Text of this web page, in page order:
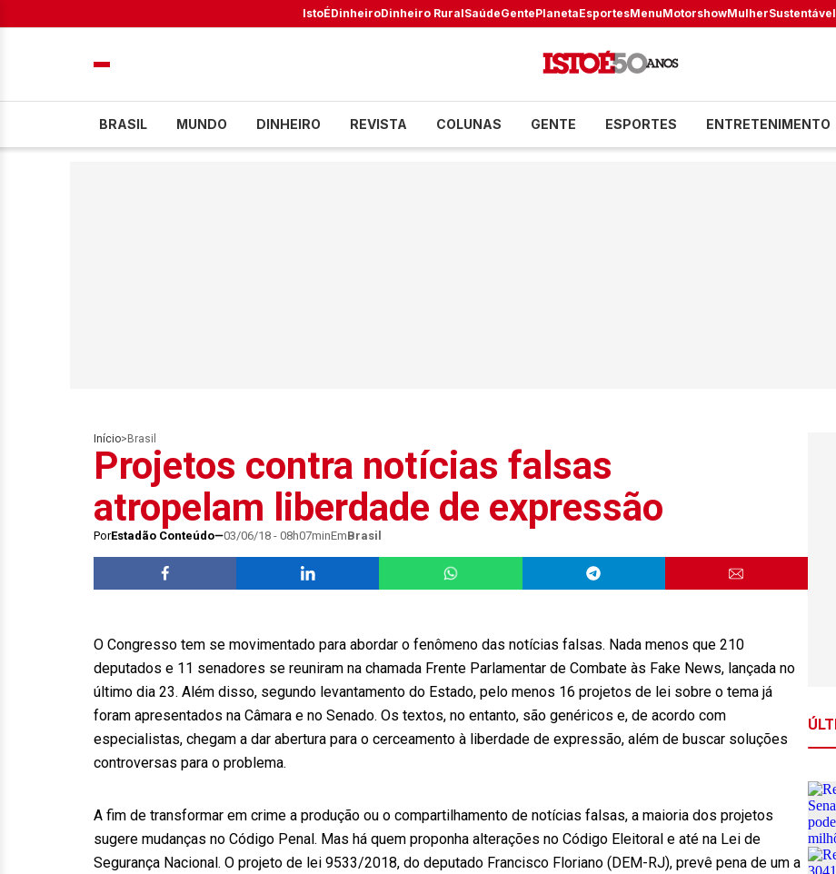
IstoÉDinheiroDinheiro RuralSaúdeGentePlanetaEsportesMenuMotorshowMulherSustentável
BRASIL MUNDO DINHEIRO REVISTA COLUNAS GENTE ESPORTES ENTRETENIMENTO
Início> Brasil
Projetos contra notícias falsas
atropelam liberdade de expressão
PorEstadão Conteúdo 03/06/18 - 08h07minEmBrasil
O Congresso tem se movimentado para abordar o fenômeno das notícias falsas. Nada menos que 210
deputados e 11 senadores se reuniram na chamada Frente Parlamentar de Combate às Fake News, lançada no
último dia 23. Além disso, segundo levantamento do Estado, pelo menos 16 projetos de lei sobre o tema já
foram apresentados na Câmara e no Senado. Os textos, no entanto, são genéricos e, de acordo com
especialistas, chegam a dar abertura para o cerceamento à liberdade de expressão, além de buscar soluções
controversas para o problema.
A fim de transformar em crime a produção ou o compartilhamento de notícias falsas, a maioria dos projetos
sugere mudanças no Código Penal. Mas há quem proponha alterações no Código Eleitoral e até na Lei de
Segurança Nacional. O projeto de lei 9533/2018, do deputado Francisco Floriano (DEM-RJ), prevê pena de um a